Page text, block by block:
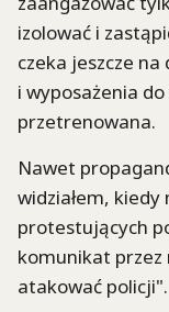
izolować i
czeka jeszcze
i wyposażenia
przetrenowana.
Nawet
widziałem,
protestujących
komunikat przez
atakować policji".